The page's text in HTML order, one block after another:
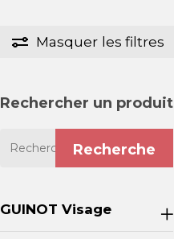
Masquer les filtres
Rechercher un produit
Recherche
Recherche
GUINOT Visage